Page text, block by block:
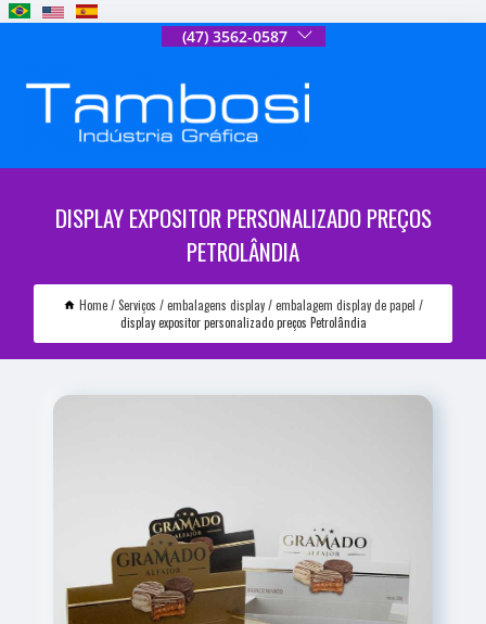
(47) 3562-0587
DISPLAY EXPOSITOR PERSONALIZADO PREÇOS
PETROLÂNDIA
Home Serviços embalagens display
embalagem display de papel
display expositor personalizado preços Petrolândia